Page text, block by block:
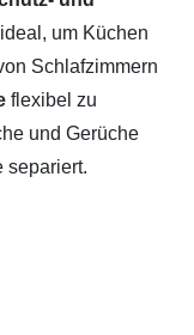
um Küchen
Schlafzimmern
flexibel zu
und Gerüche
separiert.